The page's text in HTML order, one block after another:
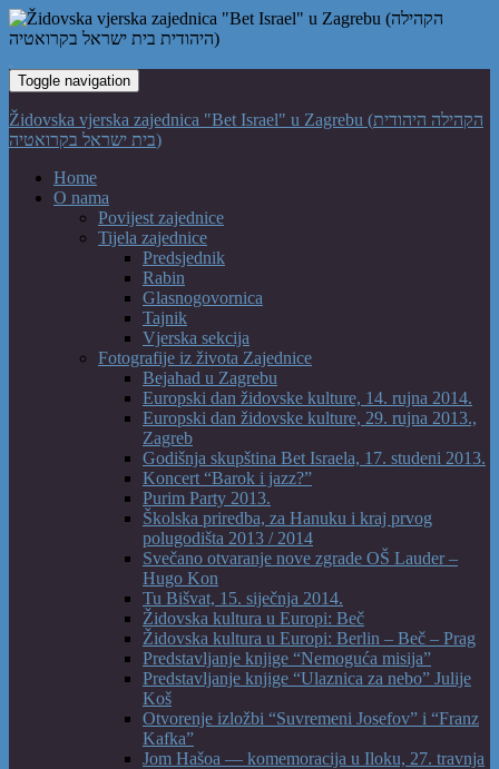
Toggle navigation
Židovska vjerska zajednica "Bet Israel" u Zagrebu (הקהילה היהודית
בית ישראל בקרואטיה)
Home
O nama
Povijest zajednice
Tijela zajednice
Predsjednik
Rabin
Glasnogovornica
Tajnik
Vjerska sekcija
Fotografije iz života Zajednice
Bejahad u Zagrebu
Europski dan židovske kulture, 14. rujna 2014.
Europski dan židovske kulture, 29. rujna 2013.,
Zagreb
Godišnja skupština Bet Israela, 17. studeni 2013.
Koncert “Barok i jazz?”
Purim Party 2013.
Školska priredba, za Hanuku i kraj prvog
polugodišta 2013 / 2014
Svečano otvaranje nove zgrade OŠ Lauder –
Hugo Kon
Tu Bišvat, 15. siječnja 2014.
Židovska kultura u Europi: Beč
Židovska kultura u Europi: Berlin – Beč – Prag
Predstavljanje knjige “Nemoguća misija”
Predstavljanje knjige “Ulaznica za nebo” Julije
Koš
Otvorenje izložbi “Suvremeni Josefov” i “Franz
Kafka”
Jom Hašoa — komemoracija u Iloku, 27. travnja